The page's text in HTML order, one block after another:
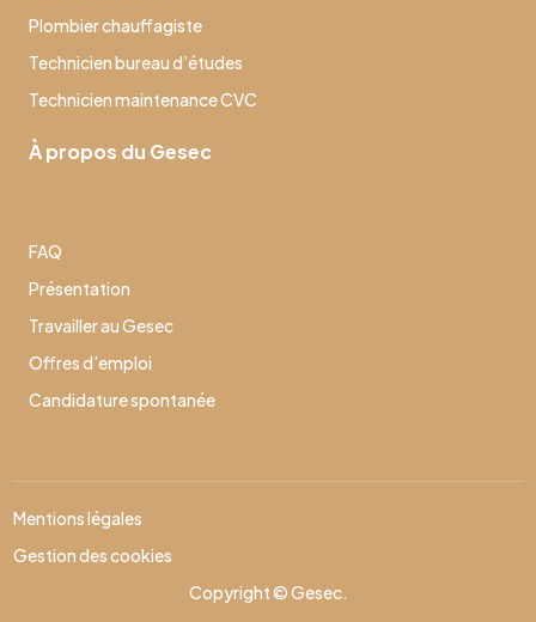
Plombier chauffagiste
Technicien bureau d’études
Technicien maintenance CVC
À propos du Gesec
FAQ
Présentation
Travailler au Gesec
Offres d’emploi
Candidature spontanée
Copyright © Gesec.
Mentions légales
Gestion des cookies